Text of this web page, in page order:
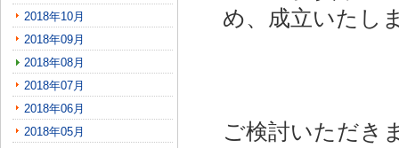
2018年10月
2018年09月
2018年08月
2018年07月
2018年06月
2018年05月
め、成立いたし
ご検討いただき